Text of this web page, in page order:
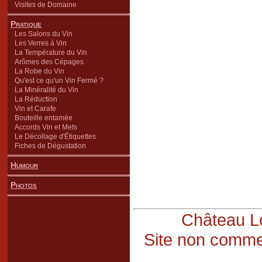
Visites de Domaine
Pratique
Les Salons du Vin
Les Verres à Vin
La Température du Vin
Arômes des Cépages
La Robe du Vin
Qu'est ce qu'un Vin Fermé ?
La Minéralité du Vin
La Réduction
Vin et Carafe
Bouteille entamée
Accords Vin et Mets
Le Décollage d'Étiquettes
Fiches de Dégustation
Humour
Photos
Château
Site non